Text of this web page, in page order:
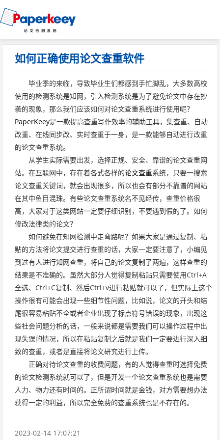
如何正确使用论文查重软件
毕业季的来临，导致毕业生们都感到手忙脚乱，大多数高校
使用的检测系统是知网，引入检测系统是为了避免论文中存在抄
袭的现象，那么我们应该如何对论文查重系统进行使用呢？
PaperKeey是一款提高查重写作效率的辅助工具，集查重、自动
改重、在线同步改、实时查重于一身，是一款能够自动进行改重
的论文查重系统。
从学生实际需要出发，选择正规、安全、靠谱的论文查重网
站。在互联网中，存在着各式各样的论文查重系统，只要一搜索
论文查重关键词，就会出现很多，所以也会有部分不靠谱的网站
在其中鱼目混珠。有些论文查重系统名不见经传，查重价格很
高，大家对于这类网站一定要仔细识别，不要遇到假的了。如何
修改法律类的论文？
如何避免在知网检测中走弯路呢？如果大家是通过复制、粘
贴的方法将论文提交进行查重的话，大家一定要注意了，小编见
到过有人进行知网查重，将自己的论文复制了两遍，这样查重的
结果是不准确的。虽然大部分人觉得复制粘贴只需要使用Ctrl+A
全选、Ctrl+C复制、然后Ctrl+v进行粘贴就可以了，但实际上这个
操作很有可能会出现一些细节性问题，比如说，论文的开头和结
尾很容易粘贴不全或者企业出现了标点符号错误的现象，出现这
些社会问题分析的话，一般来说都是需要我们可以操作过程中出
现失误的情况，所以在粘贴复制之后就是我们一定要进行深入细
致的查重，或者是直接将论文研究进行上传。
正确对待论文查重的收费问题，有的人觉得查重时选择免费
的论文检测系统就可以了，但是开发一个论文查重系统也是需要
人力、物力还有时间的。正所谓时间就是金钱，对方需要想办法
获得一定的利益，所以完全免费的查重系统也是不存在的。
2023-02-14 17:07:21